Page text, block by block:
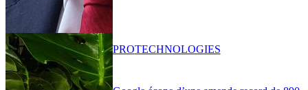
PROTECHNOLOGIES